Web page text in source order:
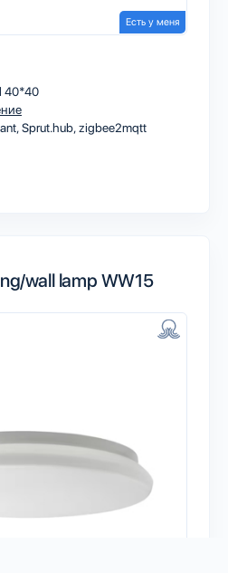
Есть у меня
40*40
Sprut.hubzigbee2mqtt
wall lamp WW15